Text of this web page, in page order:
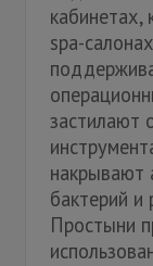
кабинетах,
spa-
застилают
накрывают
бактерий и
Простыни